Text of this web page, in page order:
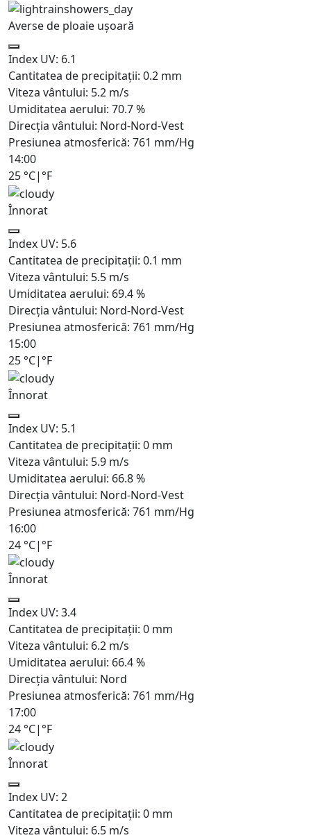
Averse de ploaie ușoară
Index UV: 6.1
Cantitatea de precipitații: 0.2 mm
Viteza vântului: 5.2 m/s
Umiditatea aerului: 70.7%
Direcția vântului: Nord-Nord-Vest
Presiunea atmosferică: 761 mm/Hg
14:00
25 °C| °F
Înnorat
Index UV: 5.6
Cantitatea de precipitații: 0.1 mm
Viteza vântului: 5.5 m/s
Umiditatea aerului: 69.4%
Direcția vântului: Nord-Nord-Vest
Presiunea atmosferică: 761 mm/Hg
15:00
25 °C| °F
Înnorat
Index UV: 5.1
Cantitatea de precipitații: 0 mm
Viteza vântului: 5.9 m/s
Umiditatea aerului: 66.8%
Direcția vântului: Nord-Nord-Vest
Presiunea atmosferică: 761 mm/Hg
16:00
24 °C| °F
Înnorat
Index UV: 3.4
Cantitatea de precipitații: 0 mm
Viteza vântului: 6.2 m/s
Umiditatea aerului: 66.4%
Direcția vântului: Nord
Presiunea atmosferică: 761 mm/Hg
17:00
24 °C| °F
Înnorat
Index UV: 2
Cantitatea de precipitații: 0 mm
Viteza vântului: 6.5 m/s